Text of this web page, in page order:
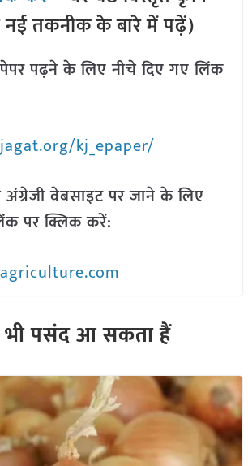
नई तकनीक के बारे में पढ़ें)
पढ़ने के लिए नीचे दिए गए लिंक
kj_epaper/
वेबसाइट पर जाने के लिए
पर क्लिक करें:
पसंद आ सकता हैं